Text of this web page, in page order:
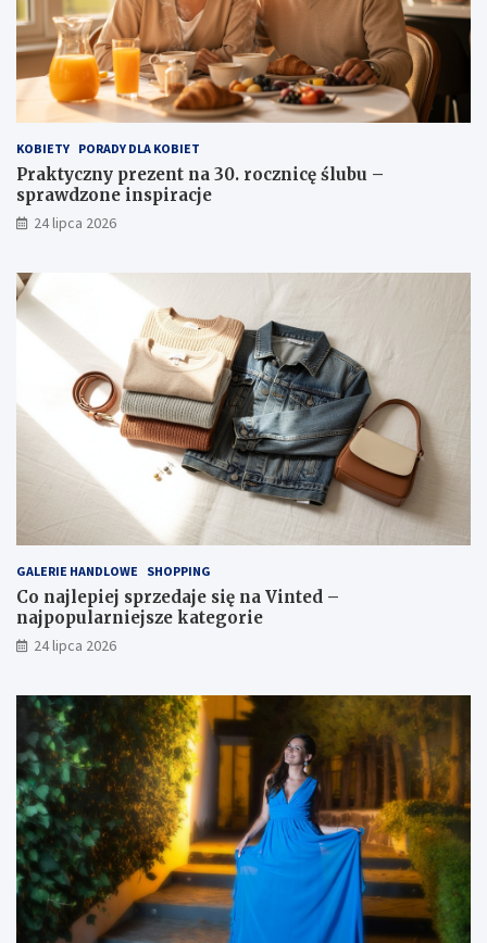
KOBIETY PORADY DLA KOBIET
Praktyczny prezent na 30. rocznicę ślubu –
sprawdzone inspiracje
24 lipca 2026
GALERIE HANDLOWE SHOPPING
Co najlepiej sprzedaje się na Vinted –
najpopularniejsze kategorie
24 lipca 2026